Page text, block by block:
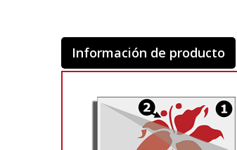
Información de producto